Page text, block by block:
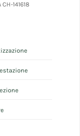
141618